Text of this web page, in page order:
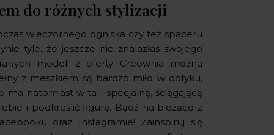
do różnych stylizacji
wieczornego ogniska czy też spaceru
tyle, że jeszcze nie znalazłaś swojego
modeli z oferty Creownia można
z meszkiem są bardzo miło w dotyku,
ma natomiast w talii specjalną, ściągającą
i podkreślić figurę. Bądź na bieżąco z
oraz Instagramie! Zainspiruj się